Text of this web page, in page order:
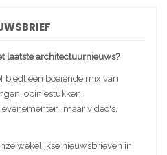
laatste architectuurnieuws?
biedt een boeiende mix van
opiniestukken,
maar video's,
wekelijkse nieuwsbrieven in